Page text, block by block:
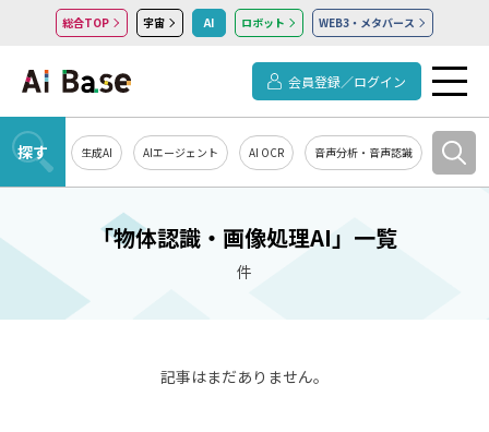
総合TOP 宇宙 AI ロボット WEB3・メタバース
会員登録／ログイン
探す 生成AI AIエージェント AI OCR 音声分析・音声認識 教育・
「物体認識・画像処理AI」一覧
件
記事はまだありません。